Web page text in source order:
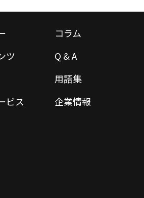
ツ
ビス
コラム
Q & A
用語集
企業情報